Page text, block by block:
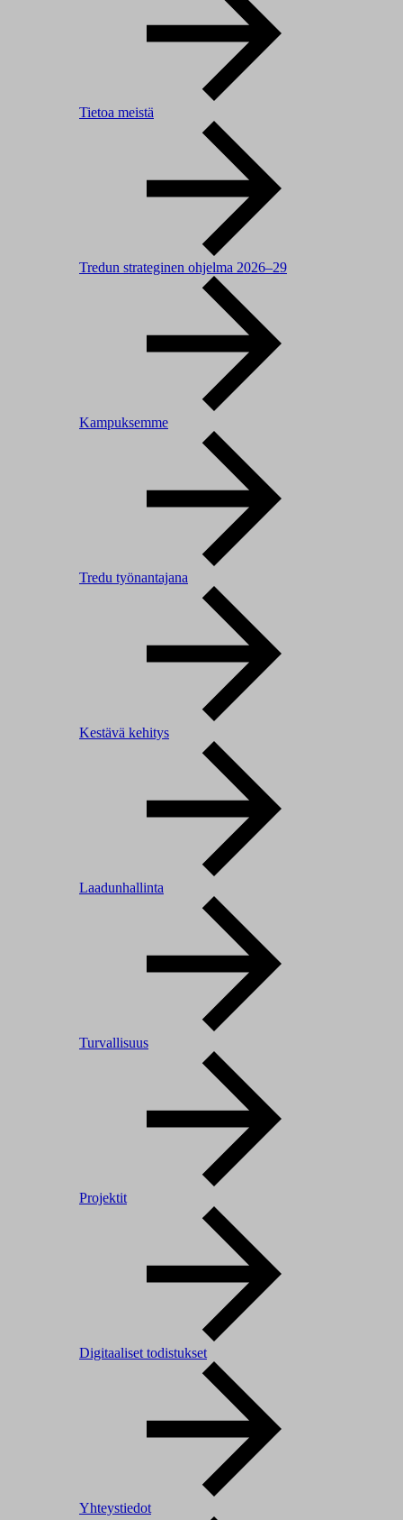
Tietoa meistä
Tredun strateginen ohjelma 2026–29
Kampuksemme
Tredu työnantajana
Kestävä kehitys
Laadunhallinta
Turvallisuus
Projektit
Digitaaliset todistukset
Yhteystiedot